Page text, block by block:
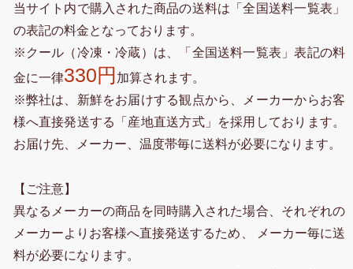
当サイト内で購入された商品の送料は「全国送料一覧表」
の表記の料金となっております。
※クール（冷凍・冷蔵）は、「全国送料一覧表」表記の料
金に一律330円 加算されます。
※弊社は、新鮮をお届けする観点から、メーカーからお客
様へ直接発送する「産地直送方式」を採用しております。
お届け先、メーカー、温度帯毎に送料が必要になります。
【ご注意】
異なるメーカーの商品を同時購入された場合、それぞれの
メーカーよりお客様へ直接発送するため、 メーカー毎に送
料が必要になります。